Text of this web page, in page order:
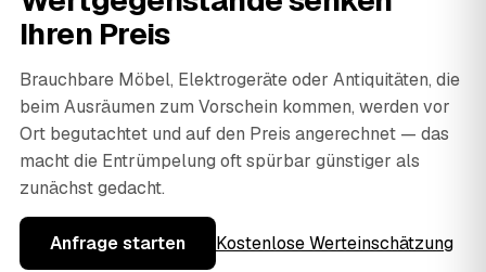
Ihren Preis
Brauchbare Möbel, Elektrogeräte oder Antiquitäten, die
beim Ausräumen zum Vorschein kommen, werden vor
Ort begutachtet und auf den Preis angerechnet — das
macht die Entrümpelung oft spürbar günstiger als
zunächst gedacht.
Anfrage starten Kostenlose Werteinschätzung